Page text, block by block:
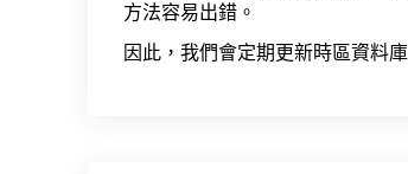
方法容易出錯。
因此，我們會定期更新時區資料